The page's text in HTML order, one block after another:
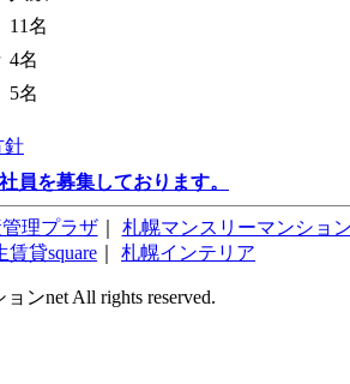
11名
4名
5名
針
員を募集しております。
理プラザ｜ 札幌マンスリーマンショ
賃貸square 札幌インテリア
ンnet All rights reserved.